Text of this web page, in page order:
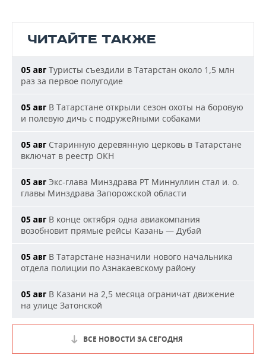
ЧИТАЙТЕ ТАКЖЕ
05 авг Туристы съездили в Татарстан около 1,5 млн
раз за первое полугодие
05 авг В Татарстане открыли сезон охоты на боровую
и полевую дичь с подружейными собаками
05 авг Старинную деревянную церковь в Татарстане
включат в реестр ОКН
05 авг Экс-глава Минздрава РТ Миннуллин стал и. о.
главы Минздрава Запорожской области
05 авг В конце октября одна авиакомпания
возобновит прямые рейсы Казань — Дубай
05 авг В Татарстане назначили нового начальника
отдела полиции по Азнакаевскому району
05 авг В Казани на 2,5 месяца ограничат движение
на улице Затонской
ВСЕ НОВОСТИ ЗА СЕГОДНЯ